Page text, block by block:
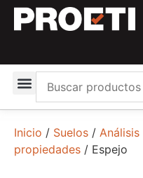
Inicio / Suelos /
propiedades / Espejo